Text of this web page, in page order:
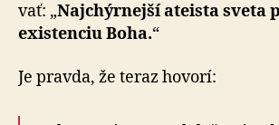
vať: „Naj­chýr­nejší ateista sveta
existenciu Boha.“
Je pravda, že teraz hovorí: